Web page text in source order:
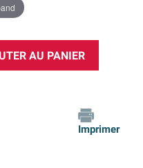
AU PANIER
Imprimer